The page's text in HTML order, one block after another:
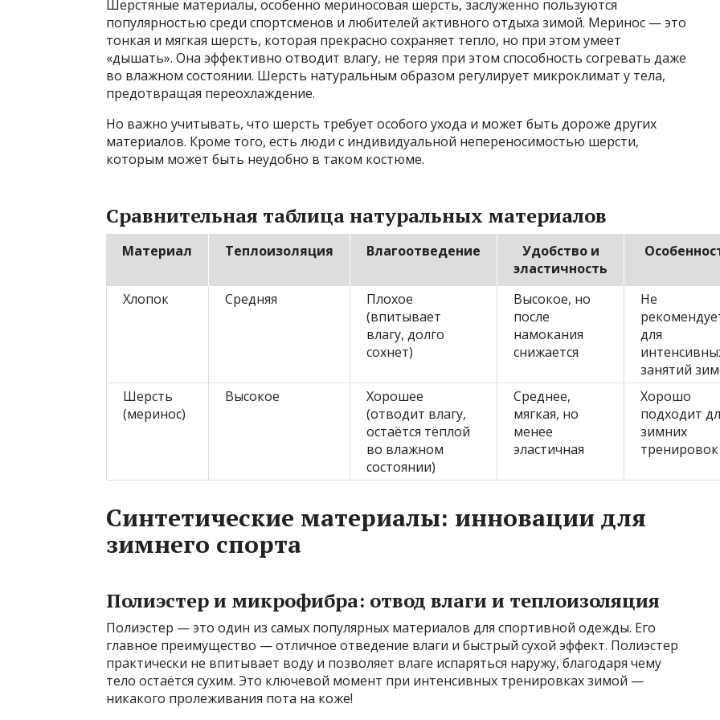
Шерстяные материалы, особенно мериносовая шерсть, заслуженно пользуются
популярностью среди спортсменов и любителей активного отдыха зимой. Меринос — это
тонкая и мягкая шерсть, которая прекрасно сохраняет тепло, но при этом умеет
«дышать». Она эффективно отводит влагу, не теряя при этом способность согревать даже
во влажном состоянии. Шерсть натуральным образом регулирует микроклимат у тела,
предотвращая переохлаждение.
Но важно учитывать, что шерсть требует особого ухода и может быть дороже других
материалов. Кроме того, есть люди с индивидуальной непереносимостью шерсти,
которым может быть неудобно в таком костюме.
Сравнительная таблица натуральных материалов
Материал Теплоизоляция Влагоотведение
Удобство и
эластичность
Хлопок Средняя
Плохое
(впитывает
влагу, долго
сохнет)
Высокое, но
после
намокания
снижается
Не
для
занятий
Шерсть
(меринос)
Высокое
Хорошее
(отводит влагу,
остаётся тёплой
во влажном
состоянии)
Среднее,
мягкая, но
менее
эластичная
Хорошо
подходит
зимних
тренировок
Синтетические материалы: инновации для
зимнего спорта
Полиэстер и микрофибра: отвод влаги и теплоизоляция
Полиэстер — это один из самых популярных материалов для спортивной одежды. Его
главное преимущество — отличное отведение влаги и быстрый сухой эффект. Полиэстер
практически не впитывает воду и позволяет влаге испаряться наружу, благодаря чему
тело остаётся сухим. Это ключевой момент при интенсивных тренировках зимой —
никакого пролеживания пота на коже!